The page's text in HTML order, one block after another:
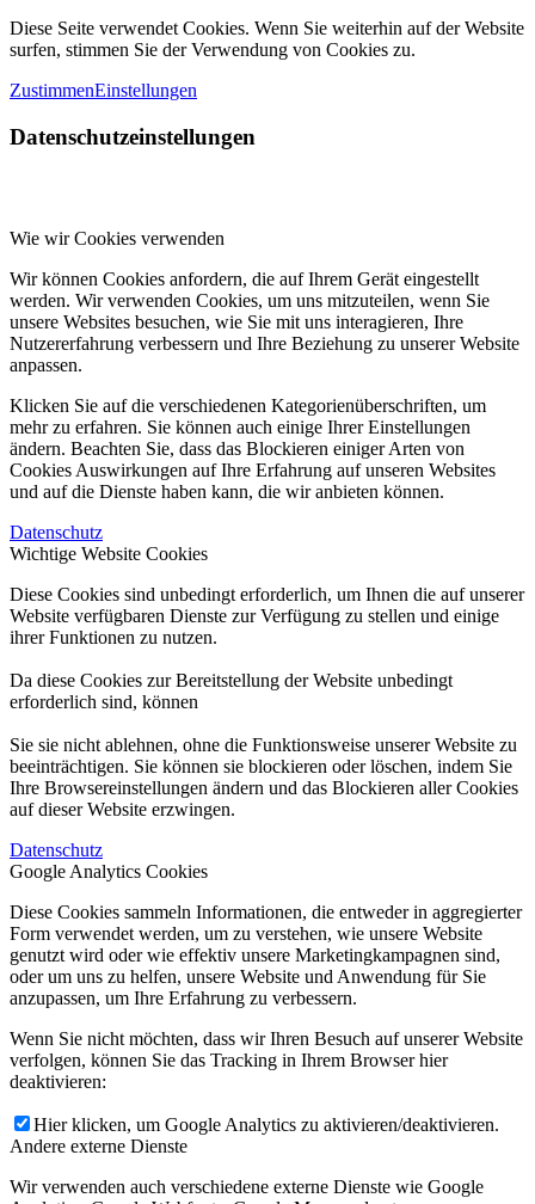
Diese Seite verwendet Cookies. Wenn Sie weiterhin auf der Website
surfen, stimmen Sie der Verwendung von Cookies zu.
ZustimmenEinstellungen
Datenschutzeinstellungen
Wie wir Cookies verwenden
Wir können Cookies anfordern, die auf Ihrem Gerät eingestellt
werden. Wir verwenden Cookies, um uns mitzuteilen, wenn Sie
unsere Websites besuchen, wie Sie mit uns interagieren, Ihre
Nutzererfahrung verbessern und Ihre Beziehung zu unserer Website
anpassen.
Klicken Sie auf die verschiedenen Kategorienüberschriften, um
mehr zu erfahren. Sie können auch einige Ihrer Einstellungen
ändern. Beachten Sie, dass das Blockieren einiger Arten von
Cookies Auswirkungen auf Ihre Erfahrung auf unseren Websites
und auf die Dienste haben kann, die wir anbieten können.
Datenschutz
Wichtige Website Cookies
Diese Cookies sind unbedingt erforderlich, um Ihnen die auf unserer
Website verfügbaren Dienste zur Verfügung zu stellen und einige
ihrer Funktionen zu nutzen.
Da diese Cookies zur Bereitstellung der Website unbedingt
erforderlich sind, können
Sie sie nicht ablehnen, ohne die Funktionsweise unserer Website zu
beeinträchtigen. Sie können sie blockieren oder löschen, indem Sie
Ihre Browsereinstellungen ändern und das Blockieren aller Cookies
auf dieser Website erzwingen.
Datenschutz
Google Analytics Cookies
Diese Cookies sammeln Informationen, die entweder in aggregierter
Form verwendet werden, um zu verstehen, wie unsere Website
genutzt wird oder wie effektiv unsere Marketingkampagnen sind,
oder um uns zu helfen, unsere Website und Anwendung für Sie
anzupassen, um Ihre Erfahrung zu verbessern.
Wenn Sie nicht möchten, dass wir Ihren Besuch auf unserer Website
verfolgen, können Sie das Tracking in Ihrem Browser hier
deaktivieren:
Hier klicken, um Google Analytics zu aktivieren/deaktivieren.
Andere externe Dienste
Wir verwenden auch verschiedene externe Dienste wie Google